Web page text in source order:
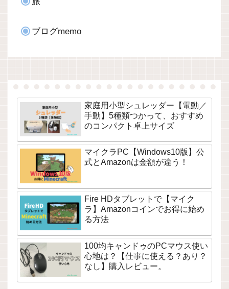
ブログmemo
家庭用小型シュレッダー【電動／
手動】5種類つかって、おすすめ
のコンパクト卓上サイズ
マイクラPC【Windows10版】公
式とAmazonは金額が違う！
Fire HDタブレットで【マイク
ラ】Amazonコインでお得に始め
る方法
100均キャンドゥのPCマウス使い
心地は？【仕事に使える？あり？
なし】購入レビュー。